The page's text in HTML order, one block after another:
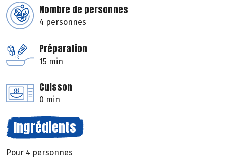
Nombre de personnes
4 personnes
Préparation
15 min
Cuisson
0 min
Ingrédients
Pour 4 personnes